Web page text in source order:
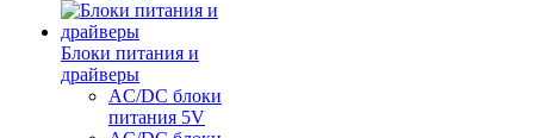
Блоки питания и
драйверы
AC/DC блоки
питания 5V